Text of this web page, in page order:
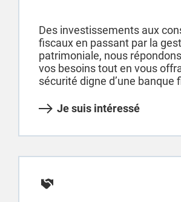
Des investissements aux
fiscaux en passant par la
patrimoniale, nous
vos besoins tout en vous
sécurité digne d’une banque
Je suis intéressé